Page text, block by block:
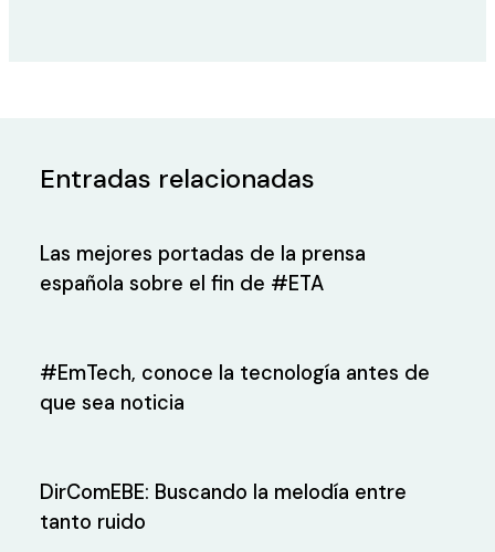
Entradas relacionadas
Las mejores portadas de la prensa
española sobre el fin de #ETA
#EmTech, conoce la tecnología antes de
que sea noticia
DirComEBE: Buscando la melodía entre
tanto ruido